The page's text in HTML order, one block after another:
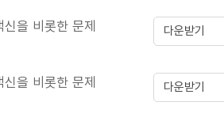
을 비롯한 문제
다운받기
을 비롯한 문제
다운받기